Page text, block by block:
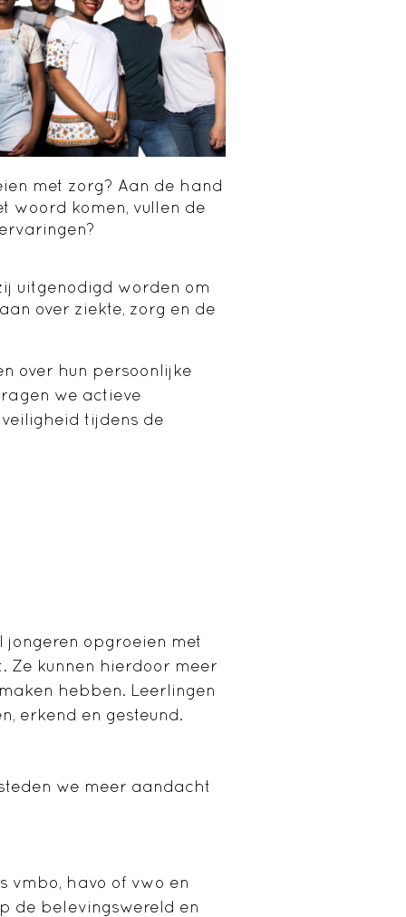
met zorg? Aan de hand
woord komen, vullen de
uitgenodigd worden om
over ziekte, zorg en de
over hun persoonlijke
we actieve
tijdens de
opgroeien met
Ze kunnen hierdoor meer
hebben. Leerlingen
erkend en gesteund.
we meer aandacht
vmbo, havo of vwo en
de belevingswereld en